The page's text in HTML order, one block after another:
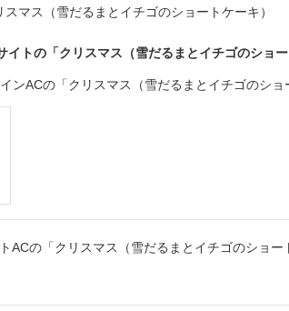
スマス（雪だるまとイチゴのショートケーキ）
イトの「クリスマス（雪だるまとイチゴのショ
ンACの「クリスマス（雪だるまとイチゴのシ
ACの「クリスマス（雪だるまとイチゴのショ